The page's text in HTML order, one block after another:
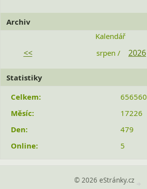
Archiv
Kalendář
<< srpen / 2026
Statistiky
Online: 5
Celkem:
656560
Měsíc:
17226
Den:
479
© 2026 eStránky.cz